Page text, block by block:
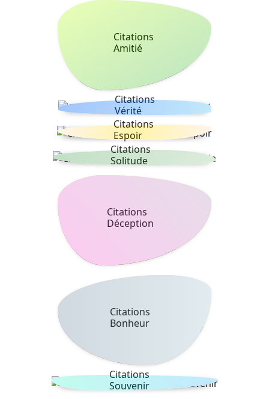
Citations
Amitié
Citations
Vérité
Citations
Espoir
Citations
Solitude
Citations
Déception
Citations
Bonheur
Citations
Souvenir